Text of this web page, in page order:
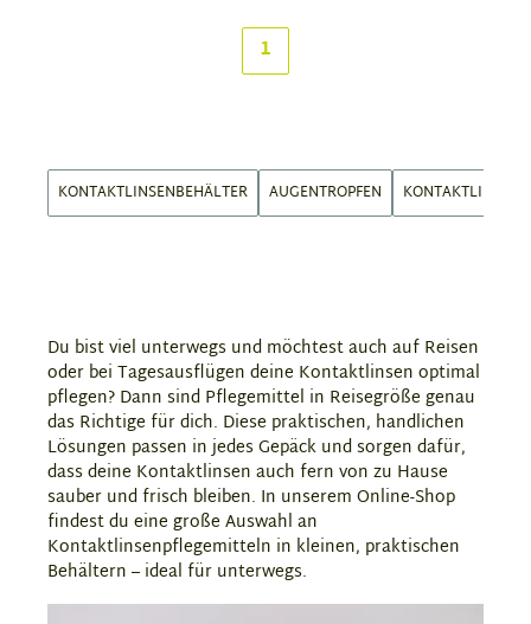
1
KONTAKTLINSENBEHÄLTER AUGENTROPFEN KONTAKTLINSEN
Du bist viel unterwegs und möchtest auch auf Reisen
oder bei Tagesausflügen deine Kontaktlinsen optimal
pflegen? Dann sind Pflegemittel in Reisegröße genau
das Richtige für dich. Diese praktischen, handlichen
Lösungen passen in jedes Gepäck und sorgen dafür,
dass deine Kontaktlinsen auch fern von zu Hause
sauber und frisch bleiben. In unserem Online-Shop
findest du eine große Auswahl an
Kontaktlinsenpflegemitteln in kleinen, praktischen
Behältern – ideal für unterwegs.